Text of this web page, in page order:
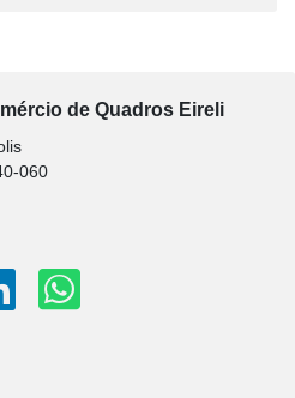
de Quadros Eireli
060